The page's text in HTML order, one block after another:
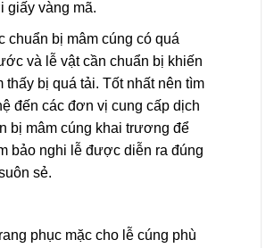
giấy vàng mã.
chuẩn bị mâm cúng có quá
và lễ vật cần chuẩn bị khiến
thấy bị quá tải. Tốt nhất nên tìm
đến các đơn vị cung cấp dịch
bị mâm cúng khai trương để
bảo nghi lễ được diễn ra đúng
sẻ.
phục mặc cho lễ cúng phù